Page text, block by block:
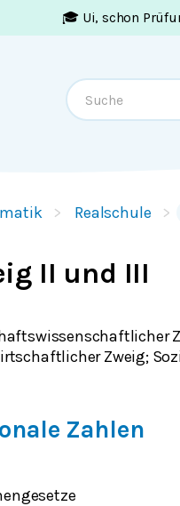
🎓 Ui, schon
Realschule
II und III
Zweig;
Zahlen